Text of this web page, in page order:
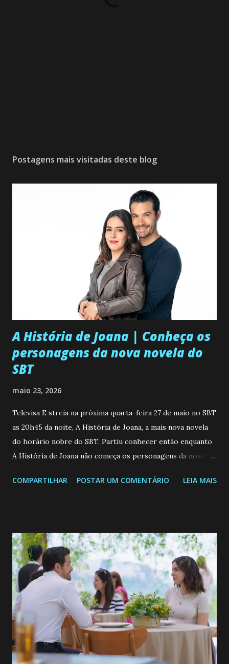
Postagens mais visitadas deste blog
A História de Joana | Conheça os
personagens da nova novela do
SBT
maio 23, 2026
Televisa E streia na próxima quarta-feira 27 de maio no SBT
as 20h45 da noite, A História de Joana, a mais nova novela
do horário nobre do SBT. Partiu conhecer então enquanto
A História de Joana não começa os personagens da novela?
de 25/05/26 a 31/05/26 JOANA GUADALUPE (Camila
permanecer virgem até encontrar o homem que realmente
ama, o que não é fácil, já que dedica todas as suas energias a
se aprimorar, trabalhando, estudando e se orgulhando de
ser a primeira mulher da família a ingressar na
universidade. Ela tem uma personalidade muito alegre, é
muito madura para a idade, determinada, criativa e
empática. Detesta injustiças e é uma ótima amiga. Pode ser
teimosa e muito persistente quando decide fazer algo.
Durante um exame ginecológico, ela é inseminada por eng...
COMPARTILHAR POSTAR UM COMENTÁRIO LEIA MAIS